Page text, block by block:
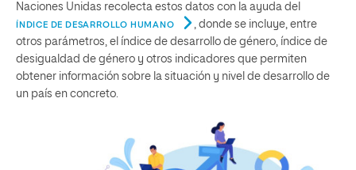
Naciones Unidas recolecta estos datos con la ayuda del
ÍNDICE DE DESARROLLO HUMANO
, donde se incluye, entre
otros parámetros, el índice de desarrollo de género, índice de
desigualdad de género y otros indicadores que permiten
obtener información sobre la situación y nivel de desarrollo de
un país en concreto.